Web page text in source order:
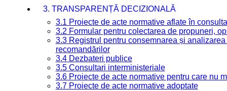
3. TRANSPARENȚĂ DECIZIONALĂ
3.1 Proiecte de acte normative aflate în
3.2 Formular pentru colectarea de propuneri,
3.3 Registrul pentru consemnarea și
recomandărilor
3.4 Dezbateri publice
3.5 Consultari interministeriale
3.6 Proiecte de acte normative pentru care nu
3.7 Proiecte de acte normative adoptate